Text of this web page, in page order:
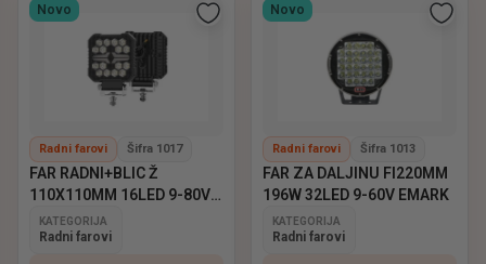
Novo
Radni farovi Šifra 1017
FAR RADNI+BLIC Ž
110X110MM 16LED 9-80V
EMARK
KATEGORIJA
Radni farovi
Novo
Radni farovi Šifra 1013
FAR ZA DALJINU FI220MM
196W 32LED 9-60V EMARK
KATEGORIJA
Radni farovi